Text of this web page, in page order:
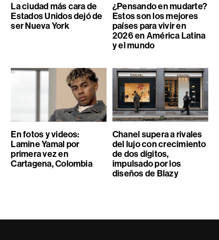
La ciudad más cara de
Estados Unidos dejó de
ser Nueva York
¿Pensando en mudarte?
Estos son los mejores
países para vivir en
2026 en América Latina
y el mundo
En fotos y videos:
Lamine Yamal por
primera vez en
Cartagena, Colombia
Chanel supera a rivales
del lujo con crecimiento
de dos dígitos,
impulsado por los
diseños de Blazy